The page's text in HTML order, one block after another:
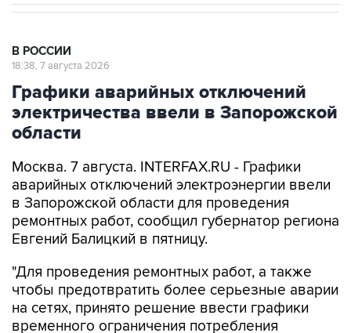
В РОССИИ
18:38, 7 августа 2026
Графики аварийных отключений
электричества ввели в Запорожской
области
Москва. 7 августа. INTERFAX.RU - Графики
аварийных отключений электроэнергии ввели
в Запорожской области для проведения
ремонтных работ, сообщил губернатор региона
Евгений Балицкий в пятницу.
"Для проведения ремонтных работ, а также
чтобы предотвратить более серьезные аварии
на сетях, принято решение ввести графики
временного ограничения потребления